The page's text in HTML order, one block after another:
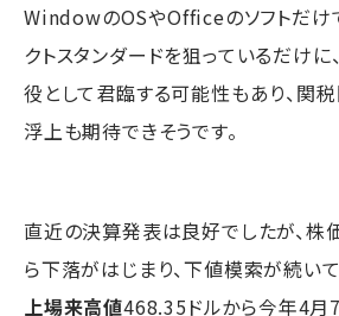
WindowのOSやOfficeのソフトだけ
クトスタンダードを狙っているだけ
役として君臨する可能性もあり、関
浮上も期待できそうです。
直近の決算発表は良好でしたが、
ら下落がはじまり、下値模索が続い
上場来高値468.35ドルから今年4